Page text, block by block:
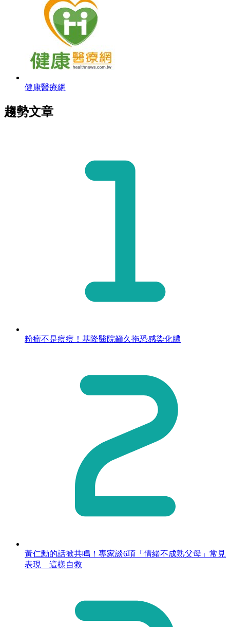
健康醫療網
趨勢文章
粉瘤不是痘痘！基隆醫院籲久拖恐感染化膿
黃仁勳的話掀共鳴！專家談6項「情緒不成熟父母」常見
表現 這樣自救